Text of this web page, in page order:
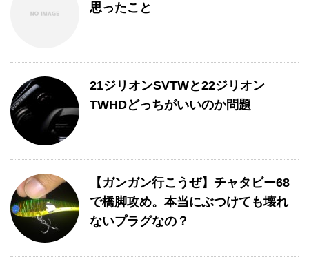
思ったこと
21ジリオンSVTWと22ジリオン
TWHDどっちがいいのか問題
【ガンガン行こうぜ】チャタビー68
で橋脚攻め。本当にぶつけても壊れ
ないプラグなの？